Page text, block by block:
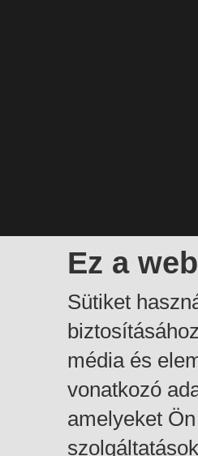
Ez a
Sütiket
média és
vonatkozó
amelyeket